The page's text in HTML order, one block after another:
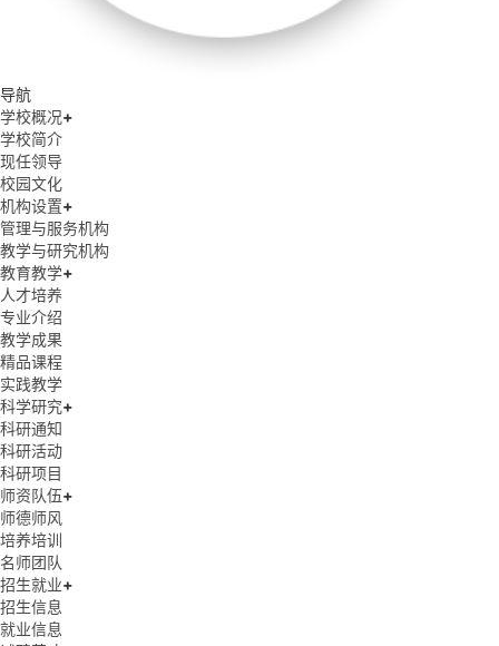
导航
学校概况+
学校简介
现任领导
校园文化
机构设置+
管理与服务机构
教学与研究机构
教育教学+
人才培养
专业介绍
教学成果
精品课程
实践教学
科学研究+
科研通知
科研活动
科研项目
师资队伍+
师德师风
培养培训
名师团队
招生就业+
招生信息
就业信息